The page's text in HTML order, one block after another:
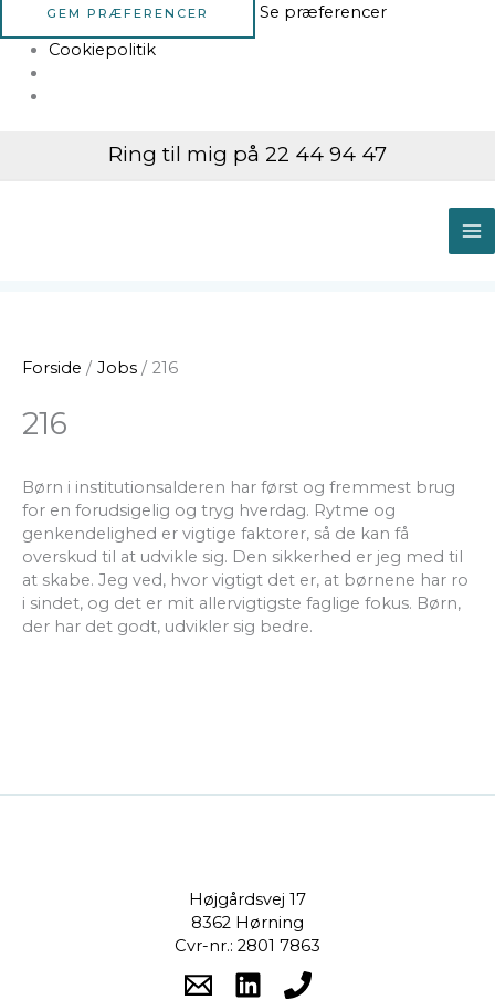
GEM PRÆFERENCER
Se præferencer
Cookiepolitik
Ring til mig på 22 44 94 47
Forside Jobs 216
216
Børn i institutionsalderen har først og fremmest brug
for en forudsigelig og tryg hverdag. Rytme og
genkendelighed er vigtige faktorer, så de kan få
overskud til at udvikle sig. Den sikkerhed er jeg med til
at skabe. Jeg ved, hvor vigtigt det er, at børnene har ro
i sindet, og det er mit allervigtigste faglige fokus. Børn,
der har det godt, udvikler sig bedre.
Højgårdsvej 17
8362 Hørning
Cvr-nr.: 2801 7863